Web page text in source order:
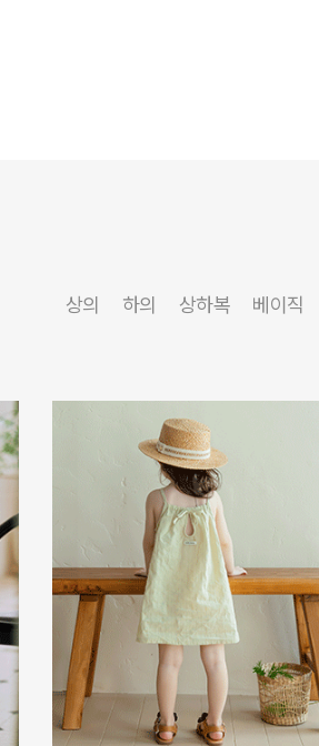
상의 하의 상하복 베이직